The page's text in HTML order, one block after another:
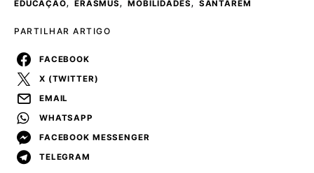
EDUCAÇÃO, ERASMUS, MOBILIDADES, SANTARÉM
PARTILHAR ARTIGO
FACEBOOK
X (TWITTER)
EMAIL
WHATSAPP
FACEBOOK MESSENGER
TELEGRAM